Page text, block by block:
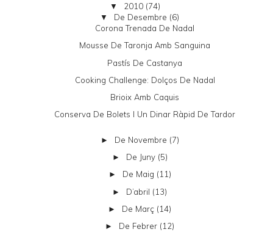
▼ 2010 (74)
▼ De Desembre (6)
Corona Trenada De Nadal
Mousse De Taronja Amb Sanguina
Pastís De Castanya
Cooking Challenge: Dolços De Nadal
Brioix Amb Caquis
Conserva De Bolets I Un Dinar Ràpid De Tardor
► De Novembre (7)
► De Juny (5)
► De Maig (11)
► D’abril (13)
► De Març (14)
► De Febrer (12)